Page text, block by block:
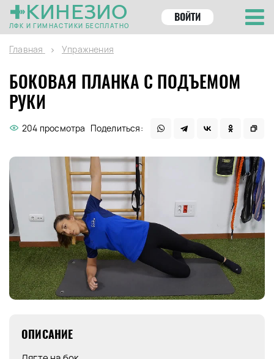
КИНЕЗИО
ЛФК И ГИМНАСТИКИ БЕСПЛАТНО
ВОЙТИ
Главная Упражнения
БОКОВАЯ ПЛАНКА С ПОДЪЕМОМ
РУКИ
204 просмотра Поделиться:
ОПИСАНИЕ